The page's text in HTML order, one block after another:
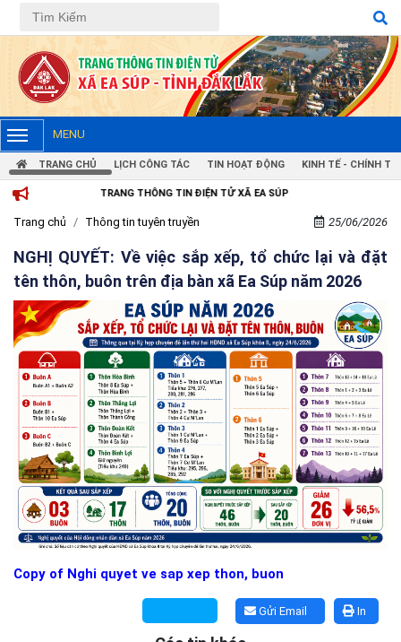
MENU
TRANG CHỦ LỊCH CÔNG TÁC TIN HOẠT ĐỘNG KINH TẾ - CHÍNH TRỊ
TRANG THÔNG TIN ĐIỆN TỬ XÃ EA SÚP
Trang chủ Thông tin tuyên truyền 25/06/2026
NGHỊ QUYẾT: Về việc sắp xếp, tổ chức lại và đặt
tên thôn, buôn trên địa bàn xã Ea Súp năm 2026
Copy of Nghi quyet ve sap xep thon, buon
In
Gửi Email